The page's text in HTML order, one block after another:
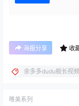
海报分享 收
余多多dudu舰长视频
唯美系列